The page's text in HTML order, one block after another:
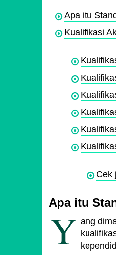
Apa itu
Kualifikasi
Cek
Apa itu
Y ang